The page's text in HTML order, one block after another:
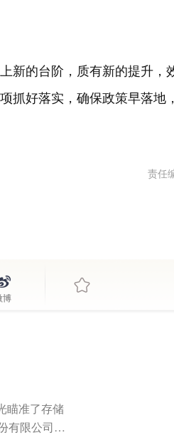
新的台阶，质有新的提升，
抓好落实，确保政策早落地
责任
博
瞄准了存储
有限公司